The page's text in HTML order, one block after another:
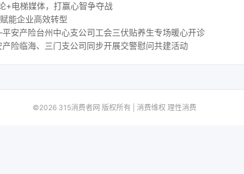
+电梯媒体，打赢心智争夺战
能企业高效转型
安产险台州中心支公司工会三伏贴养生专场暖心开诊
险临海、三门支公司同步开展交警慰问共建活动
©2026 315消费者网 版权所有 | 消费维权 理性消费